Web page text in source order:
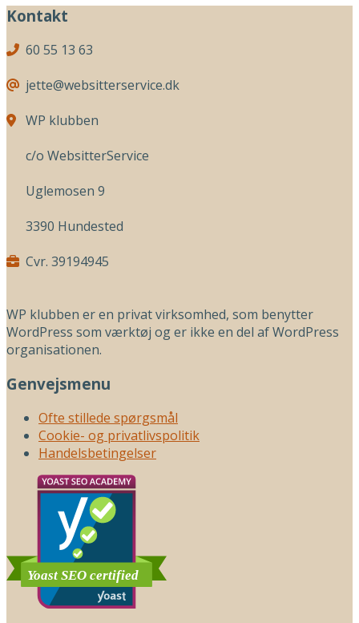
Kontakt
60 55 13 63
jette@websitterservice.dk
WP klubben
c/o WebsitterService
Uglemosen 9
3390 Hundested
Cvr. 39194945
WP klubben er en privat virksomhed, som benytter
WordPress som værktøj og er ikke en del af WordPress
organisationen.
Genvejsmenu
Ofte stillede spørgsmål
Cookie- og privatlivspolitik
Handelsbetingelser